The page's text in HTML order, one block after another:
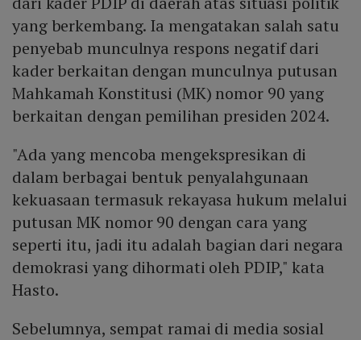
yang berkembang. Ia mengatakan salah satu
penyebab munculnya respons negatif dari
kader berkaitan dengan munculnya putusan
Mahkamah Konstitusi (MK) nomor 90 yang
berkaitan dengan pemilihan presiden 2024.
"Ada yang mencoba mengekspresikan di
dalam berbagai bentuk penyalahgunaan
kekuasaan termasuk rekayasa hukum melalui
putusan MK nomor 90 dengan cara yang
seperti itu, jadi itu adalah bagian dari negara
demokrasi yang dihormati oleh PDIP," kata
Hasto.
Sebelumnya, sempat ramai di media sosial